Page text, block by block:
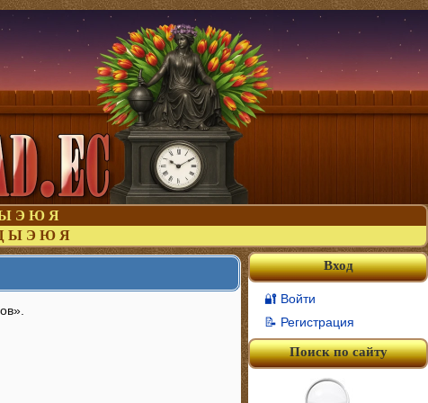
Э Ю Я
Ы Э Ю Я
Вход
🔐 Войти
📝 Регистрация
Поиск по сайту